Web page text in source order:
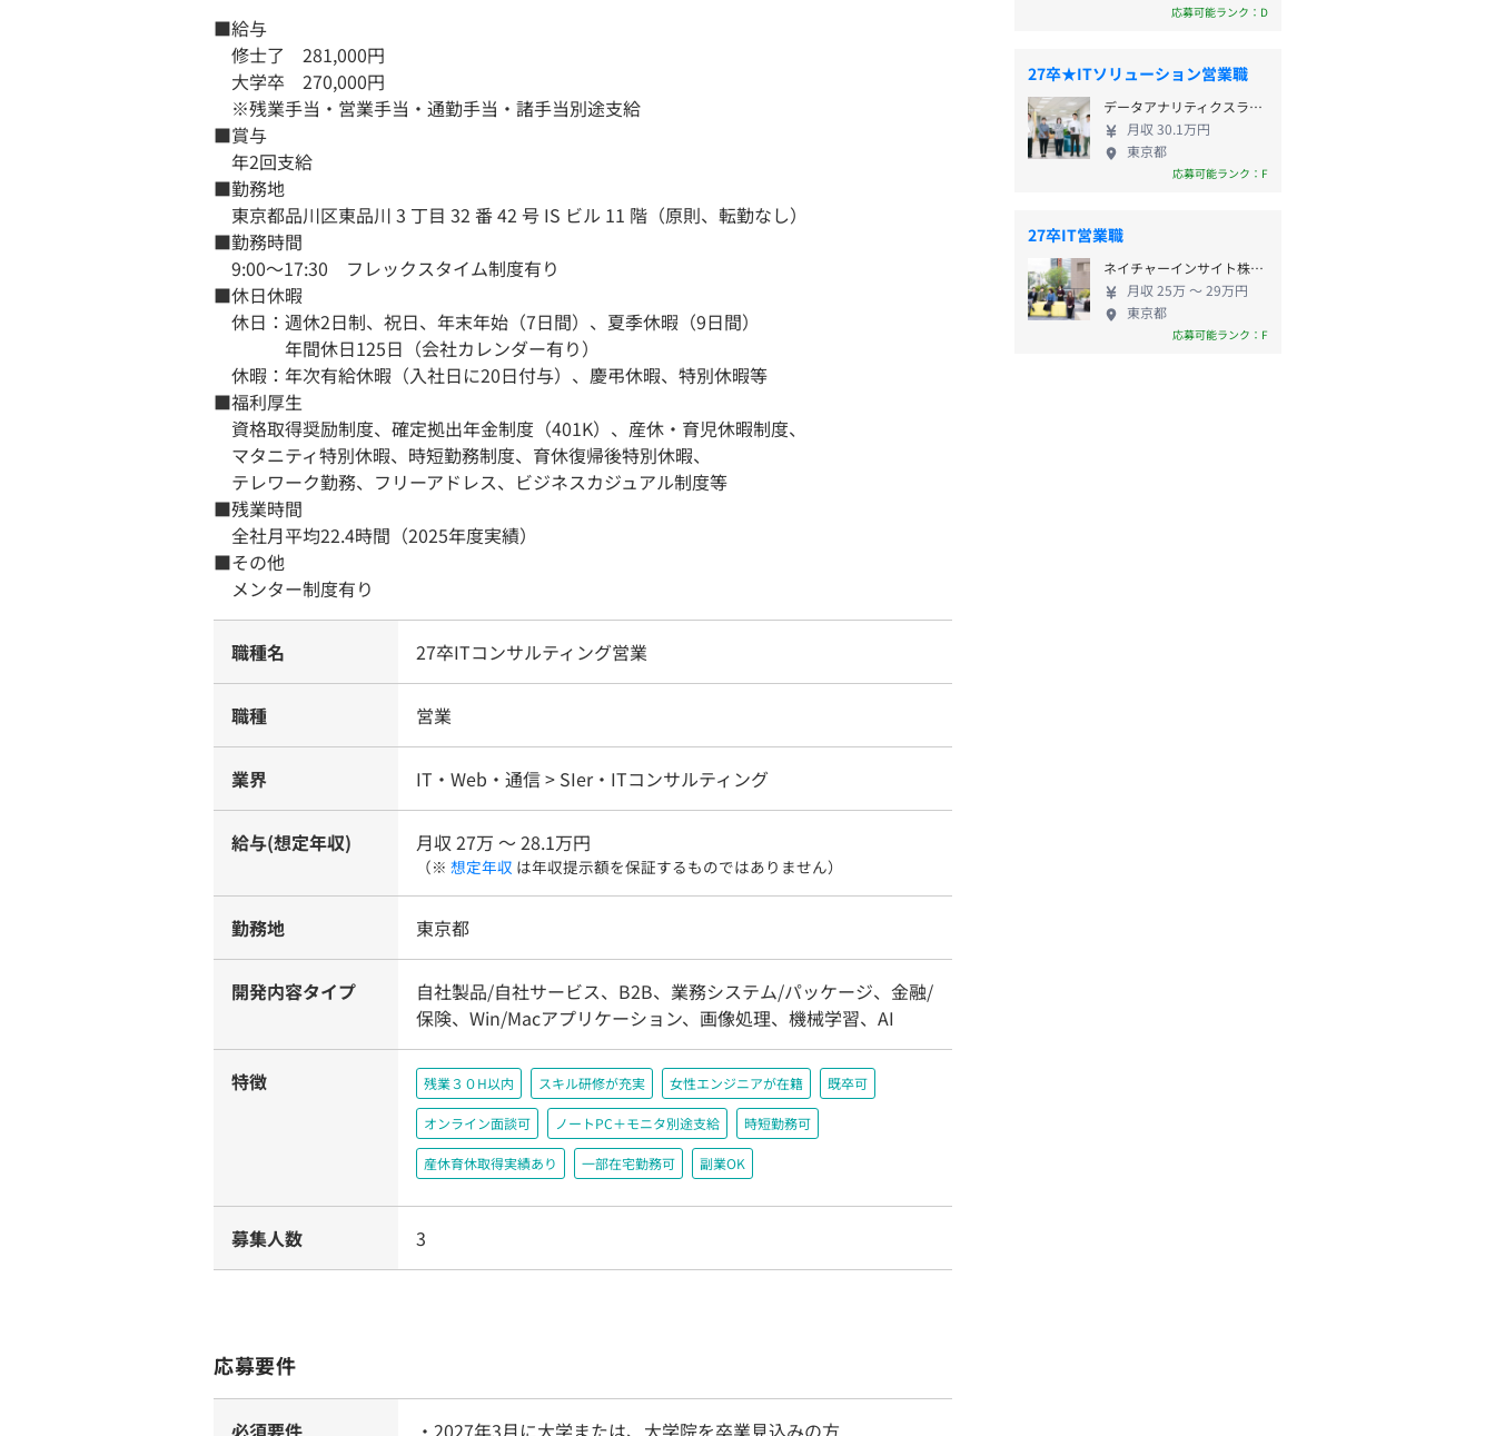
■給与
修士了 281,000円
大学卒 270,000円
※残業手当・営業手当・通勤手当・諸手当別途支給
■賞与
年2回支給
■勤務地
東京都品川区東品川 3 丁目 32 番 42 号 IS ビル 11 階（原則、転勤なし）
■勤務時間
9:00～17:30 フレックスタイム制度有り
■休日休暇
休日：週休2日制、祝日、年末年始（7日間）、夏季休暇（9日間）
年間休日125日（会社カレンダー有り）
休暇：年次有給休暇（入社日に20日付与）、慶弔休暇、特別休暇等
■福利厚生
資格取得奨励制度、確定拠出年金制度（401K）、産休・育児休暇制度、
マタニティ特別休暇、時短勤務制度、育休復帰後特別休暇、
テレワーク勤務、フリーアドレス、ビジネスカジュアル制度等
■残業時間
全社月平均22.4時間（2025年度実績）
■その他
メンター制度有り
職種名 27卒ITコンサルティング営業
職種 営業
業界 IT・Web・通信 > SIer・ITコンサルティング
給与(想定年収) 月収 27万 〜 28.1万円
（※ 想定年収 は年収提示額を保証するものではありません）
勤務地 東京都
開発内容タイプ
自社製品/自社サービス、B2B、業務システム/パッケージ、金融/
保険、Win/Macアプリケーション、画像処理、機械学習、AI
特徴 残業３０H以内 スキル研修が充実 女性エンジニアが在籍 既卒可
オンライン面談可 ノートPC＋モニタ別途支給 時短勤務可
産休育休取得実績あり 一部在宅勤務可 副業OK
募集人数 3
応募要件
必須要件
・2027年3月に大学または、大学院を卒業見込みの方
応募可能ランク：D
27卒★ITソリューション営業職
データアナリティクスラボ株式会社
月収 30.1万円
東京都
応募可能ランク：F
27卒IT営業職
ネイチャーインサイト株式会社
月収 25万 〜 29万円
東京都
応募可能ランク：F